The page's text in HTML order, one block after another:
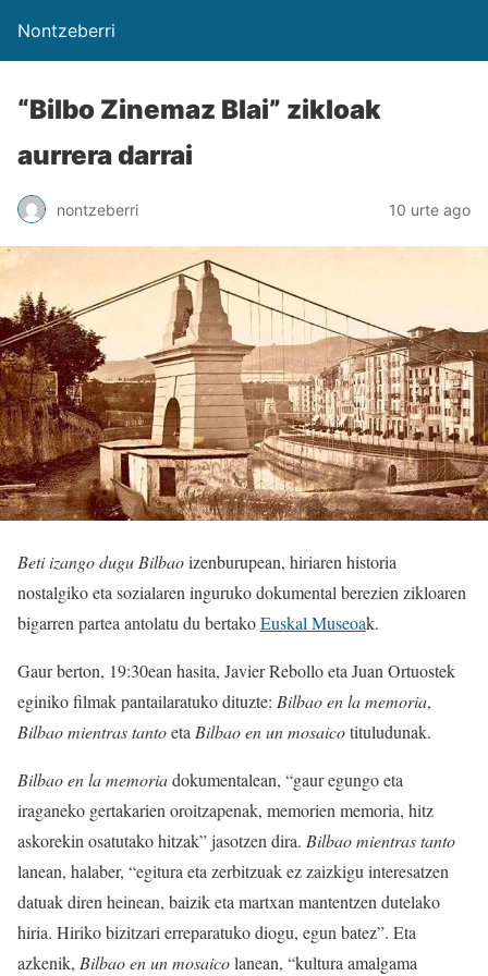
Nontzeberri
“Bilbo Zinemaz Blai” zikloak
aurrera darrai
nontzeberri 10 urte ago
Beti izango dugu Bilbaoizenburupean, hiriaren historia
nostalgiko eta sozialaren inguruko dokumental berezien zikloaren
bigarren partea antolatu du bertakoEuskal Museoak.
Gaur berton, 19:30ean hasita, Javier Rebollo eta Juan Ortuostek
eginiko filmak pantailaratuko dituzte: Bilbao en la memoria,
Bilbao mientras tantoetaBilbao en un mosaicotituludunak.
Bilbao en la memoriadokumentalean, “gaur egungo eta
iraganeko gertakarien oroitzapenak, memorien memoria, hitz
askorekin osatutako hitzak” jasotzen dira. Bilbao mientras tanto
lanean, halaber, “egitura eta zerbitzuak ez zaizkigu interesatzen
datuak diren heinean, baizik eta martxan mantentzen dutelako
hiria. Hiriko bizitzari erreparatuko diogu, egun batez”. Eta
azkenik, Bilbao en un mosaicolanean, “kultura amalgama